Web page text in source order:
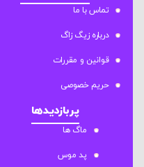
تماس با ما
درباره زیگ زاگ
قوانین و مقررات
حریم خصوصی
پربازدیدها
ماگ ها
پد موس